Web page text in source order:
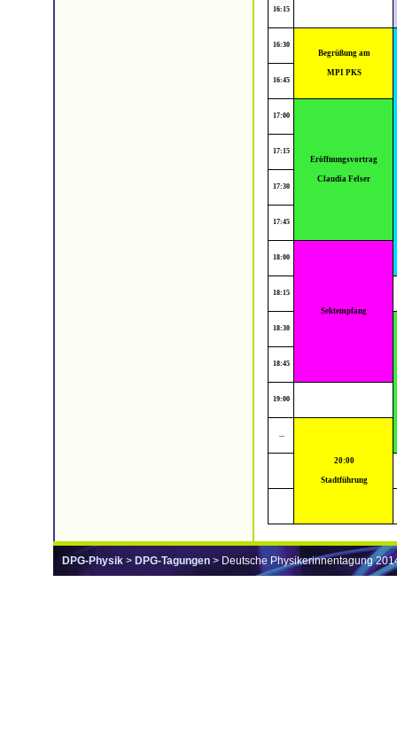
16:15
16:30
Begrüßung am
MPI PKS
16:45
17:00
Eröffnungsvortrag
Claudia Felser
17:15
17:30
17:45
18:00
Sektempfang
18:15
18:30
18:45
19:00
...
20:00
Stadtführung
DPG-Physik > DPG-Tagungen > Deutsche Physikerinnentagung